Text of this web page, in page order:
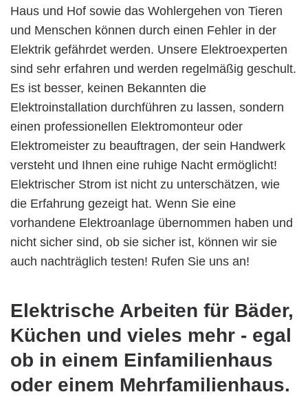
Haus und Hof sowie das Wohlergehen von Tieren
und Menschen können durch einen Fehler in der
Elektrik gefährdet werden. Unsere Elektroexperten
sind sehr erfahren und werden regelmäßig geschult.
Es ist besser, keinen Bekannten die
Elektroinstallation durchführen zu lassen, sondern
einen professionellen Elektromonteur oder
Elektromeister zu beauftragen, der sein Handwerk
versteht und Ihnen eine ruhige Nacht ermöglicht!
Elektrischer Strom ist nicht zu unterschätzen, wie
die Erfahrung gezeigt hat. Wenn Sie eine
vorhandene Elektroanlage übernommen haben und
nicht sicher sind, ob sie sicher ist, können wir sie
auch nachträglich testen! Rufen Sie uns an!
Elektrische Arbeiten für Bäder,
Küchen und vieles mehr - egal
ob in einem Einfamilienhaus
oder einem Mehrfamilienhaus.